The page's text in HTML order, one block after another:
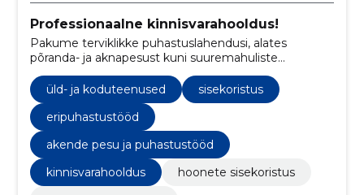
Professionaalne kinnisvarahooldus!
Pakume terviklikke puhastuslahendusi, alates
põranda- ja aknapesust kuni suuremahuliste
kommerts- ja erakinnisvara hooldustöödeni.
üld- ja koduteenused
sisekoristus
eripuhastustööd
akende pesu ja puhastustööd
kinnisvarahooldus
hoonete sisekoristus